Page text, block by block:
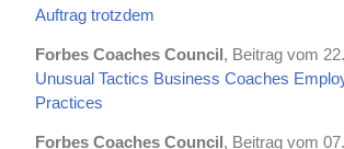
Auftrag trotzdem
Forbes Coaches Council, Beitrag vom
Unusual Tactics Business Coaches
Practices
Forbes Coaches Council, Beitrag vom